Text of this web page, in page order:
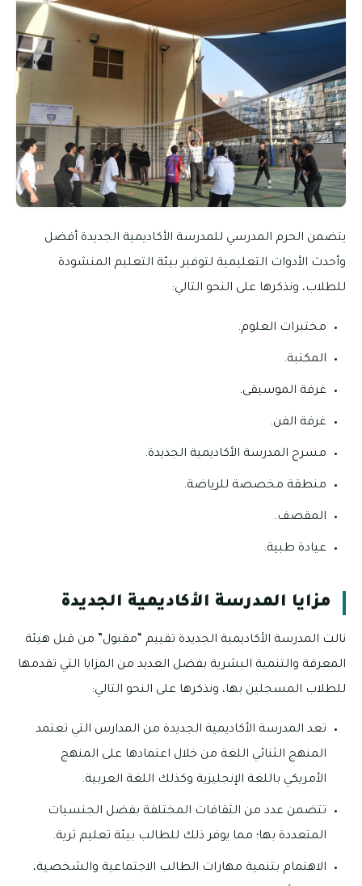
يتضمن الحرم المدرسي للمدرسة الأكاديمية الجديدة أفضل
وأحدث الأدوات التعليمية لتوفير بيئة التعليم المنشودة
للطلاب، ونذكرها على النحو التالي:
مختبرات العلوم.
المكتبة.
غرفة الموسيقى.
غرفة الفن.
مسرح المدرسة الأكاديمية الجديدة.
منطقة مخصصة للرياضة.
المقصف.
عيادة طبية.
مزايا المدرسة الأكاديمية الجديدة
نالت المدرسة الأكاديمية الجديدة تقييم “مقبول” من قبل هيئة
المعرفة والتنمية البشرية بفضل العديد من المزايا التي تقدمها
للطلاب المسجلين بها، ونذكرها على النحو التالي:
تعد المدرسة الأكاديمية الجديدة من المدارس التي تعتمد
المنهج الثنائي اللغة من خلال اعتمادها على المنهج
الأمريكي باللغة الإنجليزية وكذلك اللغة العربية.
تتضمن عدد من الثقافات المختلفة بفضل الجنسيات
المتعددة بها؛ مما يوفر ذلك للطالب بيئة تعليم ثرية.
الاهتمام بتنمية مهارات الطالب الاجتماعية والشخصية،